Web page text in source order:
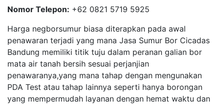
Nomor Telepon: +62 0821 5719 5925
Harga negborsumur biasa diterapkan pada awal
penawaran terjadi yang mana Jasa Sumur Bor Cicadas
Bandung memiliki titik tuju dalam peranan galian bor
mata air tanah bersih sesuai perjanjian
penawaranya,yang mana tahap dengan mengunakan
PDA Test atau tahap lainnya seperti hanya borongan
yang mempermudah layanan dengan hemat waktu dan